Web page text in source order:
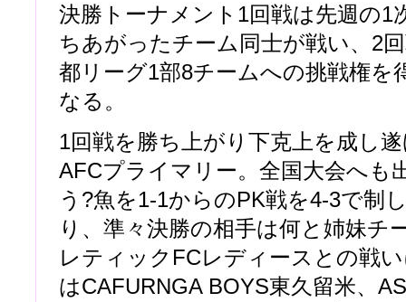
決勝トーナメント1回戦は先週の1
ちあがったチーム同士が戦い、2
都リーグ1部8チームへの挑戦権を
なる。
1回戦を勝ち上がり下克上を成し
AFCプライマリー。全国大会へも
う?魚を1-1からのPK戦を4-3で制
り、準々決勝の相手は何と姉妹チ
レティックFCレディースとの戦
はCAFURNGA BOYS東久留米、